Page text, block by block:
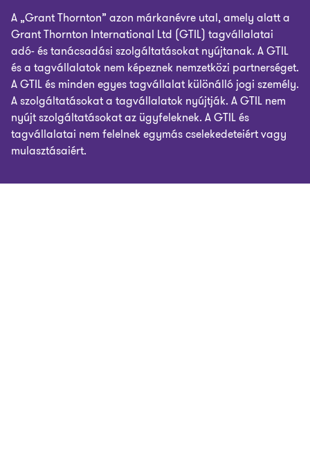
A „Grant Thornton” azon márkanévre utal, amely alatt a
Grant Thornton International Ltd (GTIL) tagvállalatai
adó- és tanácsadási szolgáltatásokat nyújtanak. A GTIL
és a tagvállalatok nem képeznek nemzetközi partnerséget.
A GTIL és minden egyes tagvállalat különálló jogi személy.
A szolgáltatásokat a tagvállalatok nyújtják. A GTIL nem
nyújt szolgáltatásokat az ügyfeleknek. A GTIL és
tagvállalatai nem felelnek egymás cselekedeteiért vagy
mulasztásaiért.